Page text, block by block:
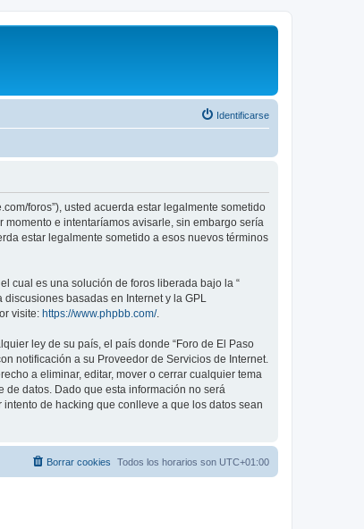
Identificarse
foros”), usted acuerda estar legalmente sometido
momento e intentaríamos avisarle, sin embargo sería
estar legalmente sometido a esos nuevos términos
el cual es una solución de foros liberada bajo la “
discusiones basadas en Internet y la GPL
visite: https://www.phpbb.com/.
ley de su país, el país donde “Foro de El Paso
notificación a su Proveedor de Servicios de Internet.
a eliminar, editar, mover o cerrar cualquier tema
datos. Dado que esta información no será
de hacking que conlleve a que los datos sean
Todos los horarios son UTC+01:00
Borrar cookies